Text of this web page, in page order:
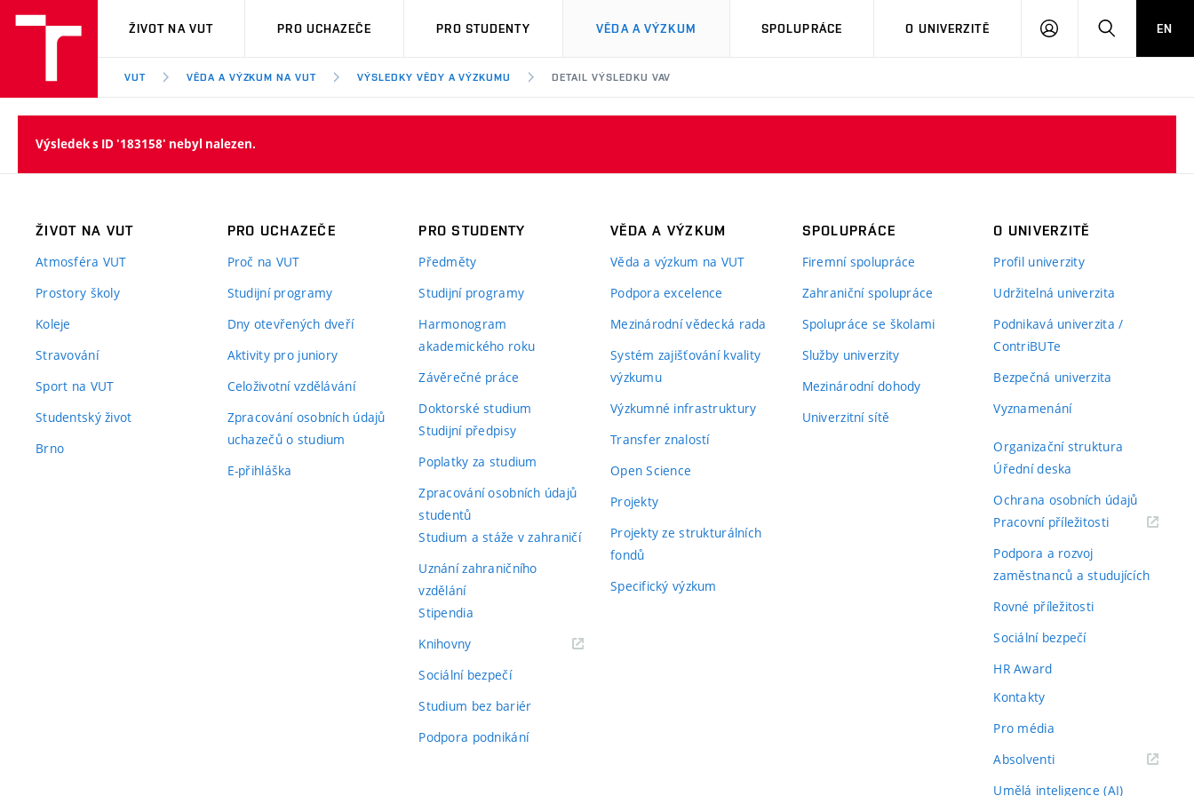
VUT
ŽIVOT NA VUT PRO UCHAZEČE PRO STUDENTY VĚDA A VÝZKUM SPOLUPRÁCE O UNIVERZITĚ
PŘIHLÁSIT HLEDATEN
VUT VĚDA A VÝZKUM NA VUT VÝSLEDKY VĚDY A VÝZKUMU DETAIL VÝSLEDKU VAV
Výsledek s ID '183158' nebyl nalezen.
ŽIVOT NA VUT
Atmosféra VUT
Prostory školy
Koleje
Stravování
Sport na VUT
Studentský život
Brno
PRO UCHAZEČE
Proč na VUT
Studijní programy
Dny otevřených dveří
Aktivity pro juniory
Celoživotní vzdělávání
Zpracování osobních údajů
uchazečů o studium
E-přihláška
PRO STUDENTY
Předměty
Studijní programy
Harmonogram
akademického roku
Závěrečné práce
Doktorské studium
Studijní předpisy
Poplatky za studium
Zpracování osobních údajů
studentů
Studium a stáže v zahraničí
Uznání zahraničního
vzdělání
Stipendia
Knihovny(externí
Sociální bezpečí
Studium bez bariér
Podpora podnikání
VĚDA A VÝZKUM
Věda a výzkum na VUT
Podpora excelence
Mezinárodní vědecká rada
Systém zajišťování kvality
výzkumu
Výzkumné infrastruktury
Transfer znalostí
Open Science
Projekty
Projekty ze strukturálních
fondů
Specifický výzkum
SPOLUPRÁCE
Firemní spolupráce
Zahraniční spolupráce
Spolupráce se školami
Služby univerzity
Mezinárodní dohody
Univerzitní sítě
O UNIVERZITĚ
Profil univerzity
Udržitelná univerzita
Podnikavá univerzita /
ContriBUTe
Bezpečná univerzita
Vyznamenání
Organizační struktura
Úřední deska
Ochrana osobních údajů
Pracovní příležitosti(externí
Podpora a rozvoj
zaměstnanců a studujících
Rovné příležitosti
Sociální bezpečí
HR Award
Kontakty
Pro média
Absolventi(externí
Umělá inteligence (AI)